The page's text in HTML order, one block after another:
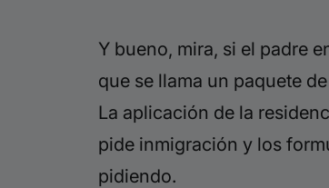
Y bueno, mira, si el padre
que se llama un paquete
La aplicación de la
pide inmigración y los
pidiendo.